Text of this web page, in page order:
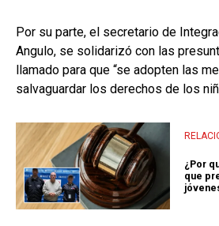
Por su parte, el secretario de
Angulo, se solidarizó con las
llamado para que “se adopten las
salvaguardar los derechos de los
¿Por
que